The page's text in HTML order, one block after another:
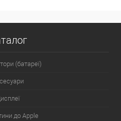
(батареї)
до Apple